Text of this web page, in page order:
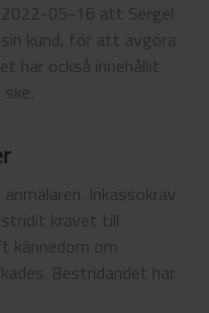
05-16 att Sergel
kund, för att avgöra
har också innehållit
Inkassokrav
kravet till
kännedom om
Bestridandet har